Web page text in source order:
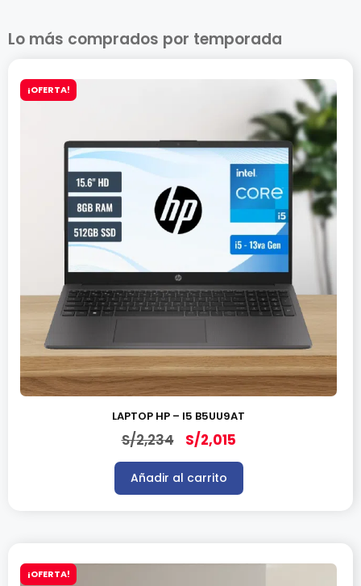
Lo más comprados por temporada
¡OFERTA!
LAPTOP HP – I5 B5UU9AT
S/2,234 S/2,015
Añadir al carrito
¡OFERTA!